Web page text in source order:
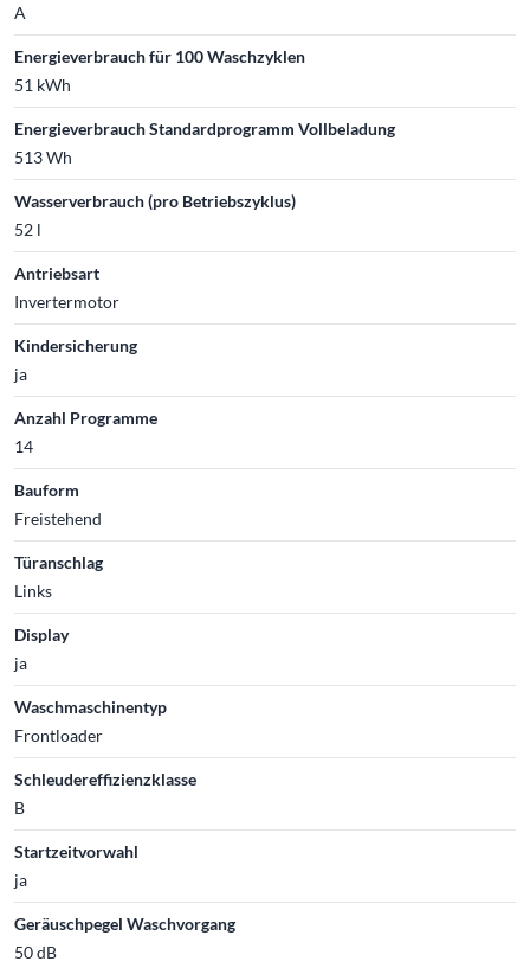
A
Energieverbrauch für 100 Waschzyklen
51 kWh
Energieverbrauch Standardprogramm Vollbeladung
513 Wh
Wasserverbrauch (pro Betriebszyklus)
52 l
Antriebsart
Invertermotor
Kindersicherung
ja
Anzahl Programme
14
Bauform
Freistehend
Türanschlag
Links
Display
ja
Waschmaschinentyp
Frontloader
Schleudereffizienzklasse
B
Startzeitvorwahl
ja
Geräuschpegel Waschvorgang
50 dB